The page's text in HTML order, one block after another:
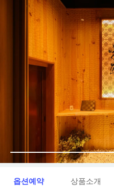
옵션예약 상품소개